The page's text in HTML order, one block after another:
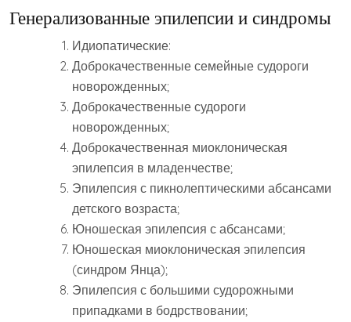
Генерализованные эпилепсии и синдромы
Идиопатические:
Доброкачественные семейные судороги
новорожденных;
Доброкачественные судороги
новорожденных;
Доброкачественная миоклоническая
эпилепсия в младенчестве;
Эпилепсия с пикнолептическими абсансами
детского возраста;
Юношеская эпилепсия с абсансами;
Юношеская миоклоническая эпилепсия
(синдром Янца);
Эпилепсия с большими судорожными
припадками в бодрствовании;